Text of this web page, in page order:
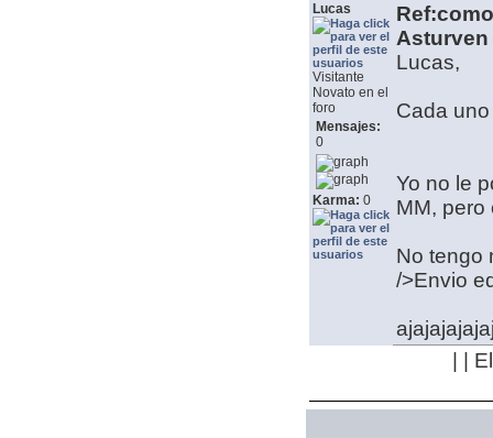
Lucas
Visitante
Novato en el
foro
Mensajes:
0
Karma: 0
Asturven
Lucas,
Cada
Yo no le
MM, pero
No tengo
/>Envio
| |